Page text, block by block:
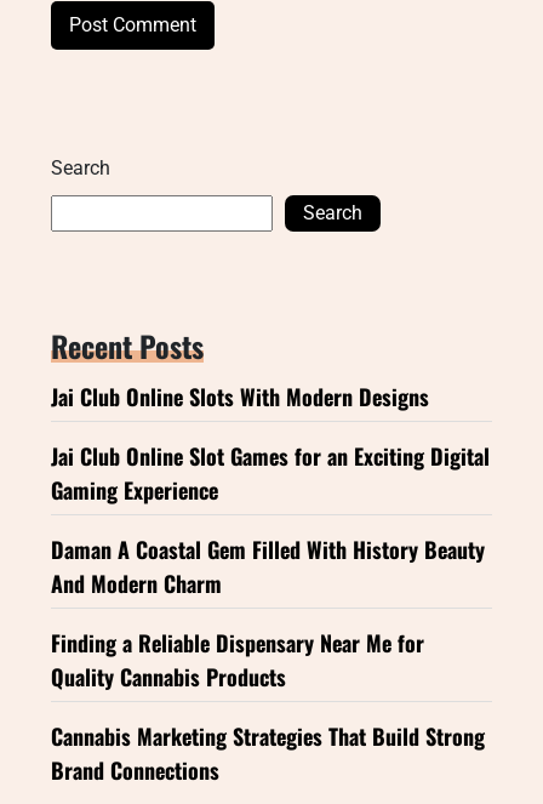
Search
Search
Recent Posts
Jai Club Online Slots With Modern Designs
Jai Club Online Slot Games for an Exciting Digital
Gaming Experience
Daman A Coastal Gem Filled With History Beauty
And Modern Charm
Finding a Reliable Dispensary Near Me for
Quality Cannabis Products
Cannabis Marketing Strategies That Build Strong
Brand Connections